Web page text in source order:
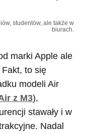
studentów, ale także w
biurach.
marki Apple ale
Fakt, to się
modeli Air
z M3),
stawały i w
Nadal